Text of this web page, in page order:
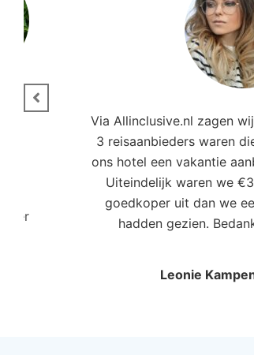
Via Allinclusive.nl zagen
3 reisaanbieders waren
ons hotel een vakantie
Uiteindelijk waren we
goedkoper uit dan we
hadden gezien.
Leonie